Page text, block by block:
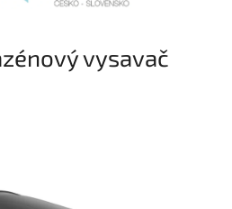
vysavač